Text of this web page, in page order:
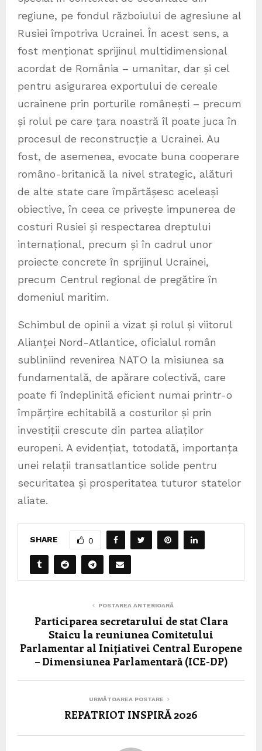
regiune, pe fondul războiului de agresiune al
Rusiei împotriva Ucrainei. În acest sens, a
fost menționat sprijinul multidimensional
acordat de România – umanitar, dar și cel
pentru asigurarea exportului de cereale
ucrainene prin porturile românești – precum
și rolul pe care țara noastră îl poate juca în
procesul de reconstrucție a Ucrainei. Au
fost, de asemenea, evocate buna cooperare
româno-britanică la nivel strategic, alături
de alte state care împărtășesc aceleași
obiective, în ceea ce privește impunerea de
costuri Rusiei și respectarea dreptului
internațional, precum și în cadrul unor
proiecte concrete în sprijinul Ucrainei,
precum Centrul regional de pregătire în
domeniul maritim.
Schimbul de opinii a vizat și rolul și viitorul
Alianței Nord-Atlantice, oficialul român
subliniind revenirea NATO la misiunea sa
fundamentală, de apărare colectivă, care
poate fi îndeplinită eficient numai printr-o
împărțire echitabilă a costurilor și prin
investiții crescute din partea aliaților
europeni. A evidențiat, totodată, importanța
unei relații transatlantice solide pentru
securitatea și prosperitatea tuturor statelor
aliate.
SHARE 0
POSTAREA ANTERIOARĂ
Participarea secretarului de stat Clara
Staicu la reuniunea Comitetului
Parlamentar al Inițiativei Central Europene
– Dimensiunea Parlamentară (ICE-DP)
URMĂTOAREA POSTARE
REPATRIOT INSPIRĂ 2026